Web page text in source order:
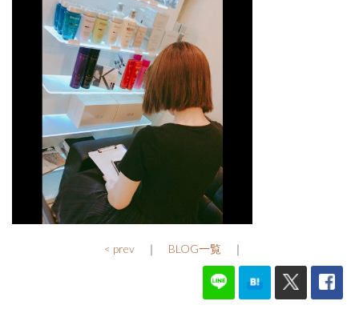
< prev ｜ BLOG一覧 ｜